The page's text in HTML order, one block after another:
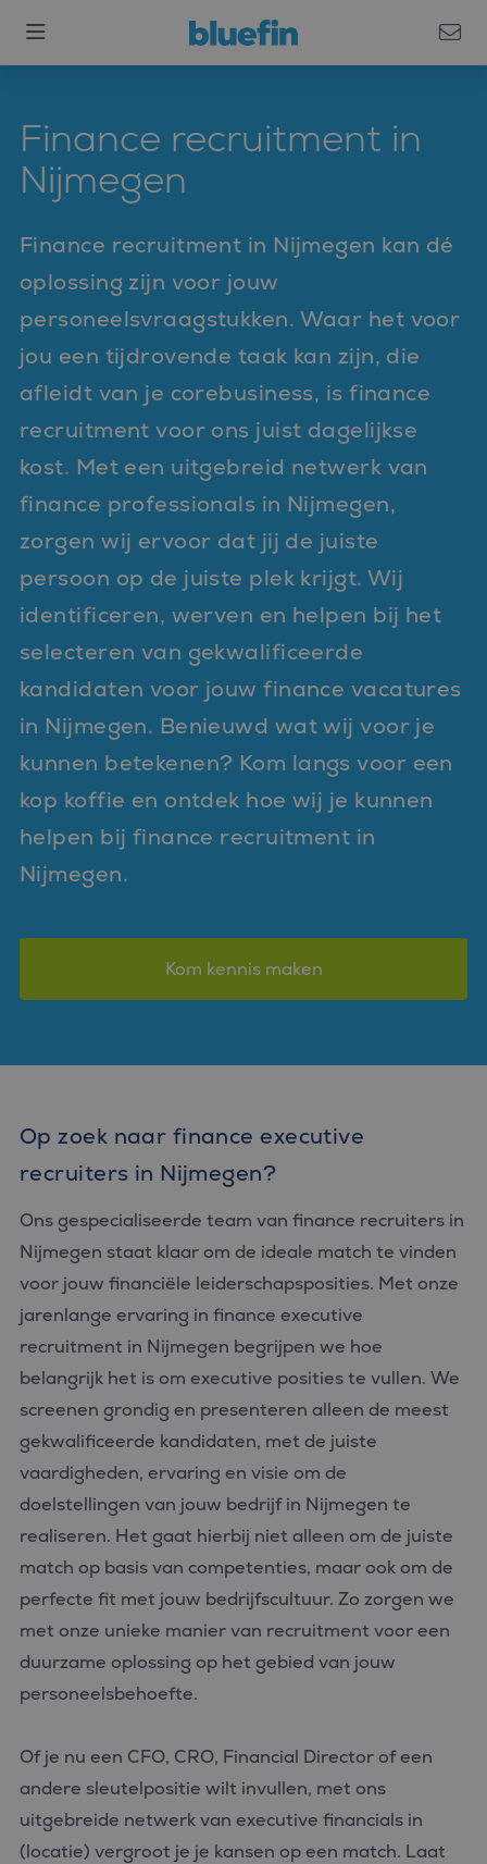
Finance recruitment in
Nijmegen
Finance recruitment in Nijmegen kan dé
oplossing zijn voor jouw
personeelsvraagstukken. Waar het voor
jou een tijdrovende taak kan zijn, die
afleidt van je corebusiness, is finance
recruitment voor ons juist dagelijkse
kost. Met een uitgebreid netwerk van
finance professionals in Nijmegen,
zorgen wij ervoor dat jij de juiste
persoon op de juiste plek krijgt. Wij
identificeren, werven en helpen bij het
selecteren van gekwalificeerde
kandidaten voor jouw finance vacatures
in Nijmegen. Benieuwd wat wij voor je
kunnen betekenen? Kom langs voor een
kop koffie en ontdek hoe wij je kunnen
helpen bij finance recruitment in
Nijmegen.
Kom kennis maken
Op zoek naar finance executive
recruiters in Nijmegen?
Ons gespecialiseerde team van finance recruiters in
Nijmegen staat klaar om de ideale match te vinden
voor jouw financiële leiderschapsposities. Met onze
jarenlange ervaring in finance executive
recruitment in Nijmegen begrijpen we hoe
belangrijk het is om executive posities te vullen. We
screenen grondig en presenteren alleen de meest
gekwalificeerde kandidaten, met de juiste
vaardigheden, ervaring en visie om de
doelstellingen van jouw bedrijf in Nijmegen te
realiseren. Het gaat hierbij niet alleen om de juiste
match op basis van competenties, maar ook om de
perfecte fit met jouw bedrijfscultuur. Zo zorgen we
met onze unieke manier van recruitment voor een
duurzame oplossing op het gebied van jouw
personeelsbehoefte.
Of je nu een CFO, CRO, Financial Director of een
andere sleutelpositie wilt invullen, met ons
uitgebreide netwerk van executive financials in
(locatie) vergroot je je kansen op een match. Laat